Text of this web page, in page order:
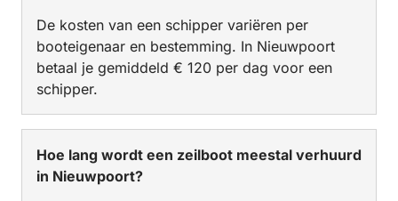
De kosten van een schipper variëren per
booteigenaar en bestemming. In Nieuwpoort
betaal je gemiddeld € 120 per dag voor een
schipper.
Hoe lang wordt een zeilboot meestal verhuurd
in Nieuwpoort?